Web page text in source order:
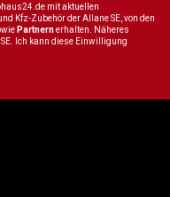
mit aktuellen
Kfz-Zubehör der Allane SE, von den
Partnernerhalten. Näheres
Ich kann diese Einwilligung